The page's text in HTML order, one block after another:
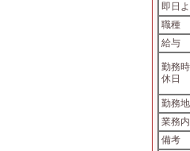
即日
職種
給与
勤務
休日
勤務地
業務
備考